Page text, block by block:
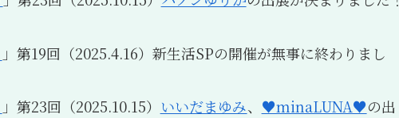
」第19回（2025.4.16）新生活SPの開催が無事に終わりまし
」第23回（2025.10.15） いいだまゆみ、 ♥️minaLUNA♥️の出